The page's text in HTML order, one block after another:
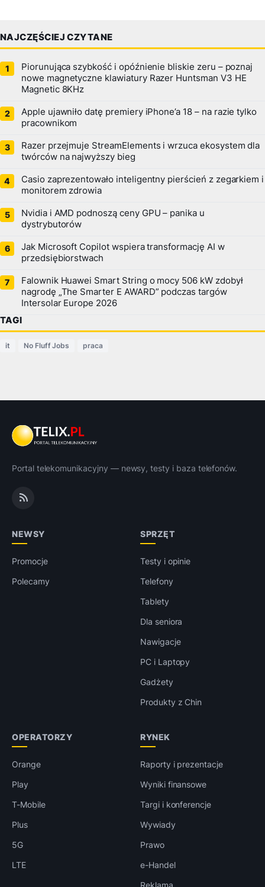
NAJCZĘŚCIEJ CZYTANE
Piorunująca szybkość i opóźnienie bliskie zeru – poznaj
nowe magnetyczne klawiatury Razer Huntsman V3 HE
Magnetic 8KHz
Apple ujawniło datę premiery iPhone’a 18 – na razie tylko
pracownikom
Razer przejmuje StreamElements i wrzuca ekosystem dla
twórców na najwyższy bieg
Casio zaprezentowało inteligentny pierścień z zegarkiem i
monitorem zdrowia
Nvidia i AMD podnoszą ceny GPU – panika u
dystrybutorów
Jak Microsoft Copilot wspiera transformację AI w
przedsiębiorstwach
Falownik Huawei Smart String o mocy 506 kW zdobył
nagrodę „The Smarter E AWARD” podczas targów
Intersolar Europe 2026
TAGI
it No Fluff Jobs praca
Portal telekomunikacyjny — newsy, testy i baza telefonów.
NEWSY
Promocje
Polecamy
SPRZĘT
Testy i opinie
Telefony
Tablety
Dla seniora
Nawigacje
PC i Laptopy
Gadżety
Produkty z Chin
OPERATORZY
Orange
Play
T-Mobile
Plus
5G
LTE
RYNEK
Raporty i prezentacje
Wyniki finansowe
Targi i konferencje
Wywiady
Prawo
e-Handel
Reklama